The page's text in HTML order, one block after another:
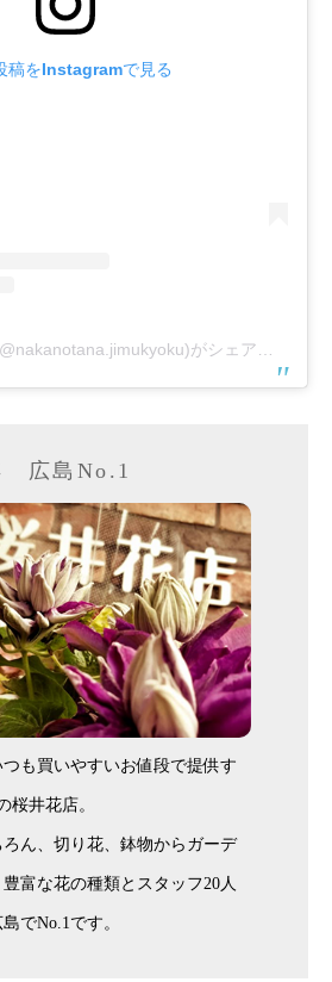
稿をInstagramで見る
広島No.1
も買いやすいお値段で提供す
桜井花店。
ん、切り花、鉢物からガーデ
富な花の種類とスタッフ20人
でNo.1です。